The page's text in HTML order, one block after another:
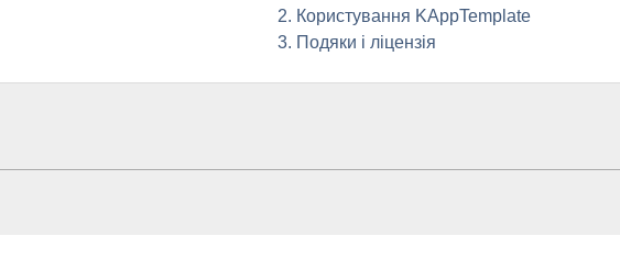
2. Користування KAppTemplate
3. Подяки і ліцензія